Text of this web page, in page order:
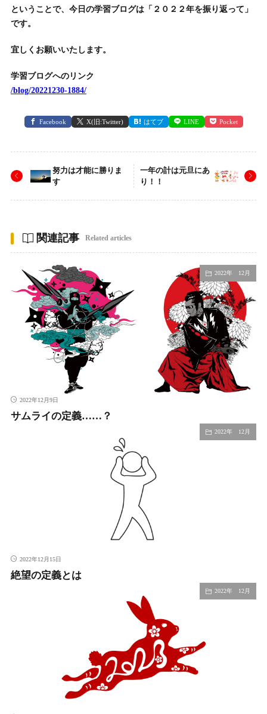
ということで、今日の学習ブログは「２０２２年を振り返って」
です。
宜しくお願いいたします。
学習ブログへのリンク
/blog/20221230-1884/
Facebook X(旧:Twitter) はてブ LINE Pocket
努力は才能に勝りま
す
一年の計は元旦にあ
り！！
関連記事 Related articles
2022年 12月
2022年12月9日
サムライの定義……？
2022年 12月
2022年12月15日
絶望の定義とは
2022年 12月